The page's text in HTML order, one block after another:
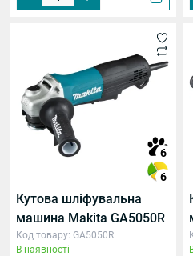
6
6
Кутова шліфувальна
машина Makita GA5050R
Код товару: GA5050R
В наявності